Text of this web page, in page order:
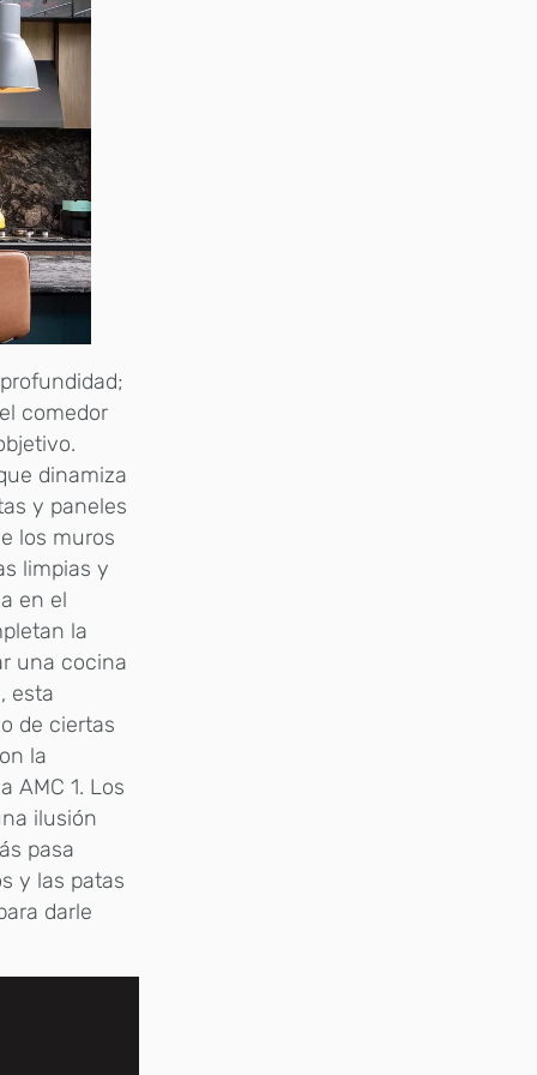
comedor
dinamiza
y paneles
los muros
limpias y
en el
la
una cocina
esta
de ciertas
la
AMC 1. Los
ilusión
pasa
y las patas
darle